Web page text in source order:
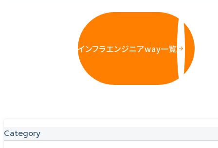
インフラエンジニアway一覧
Category